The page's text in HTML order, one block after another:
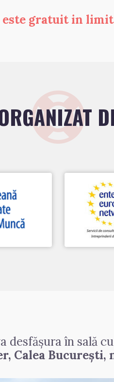
este gratuit in
desfășura în sală
Calea București,